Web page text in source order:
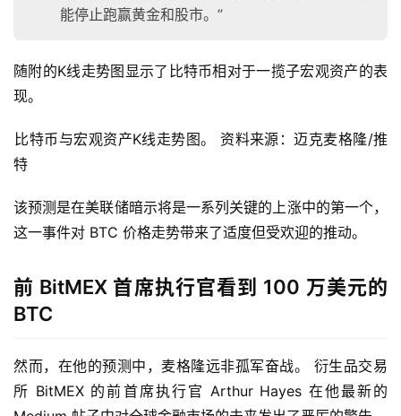
能停止跑赢黄金和股市。”
随附的K线走势图显示了比特币相对于一揽子宏观资产的表
现。
比特币与宏观资产K线走势图。 资料来源：迈克麦格隆/推
特
该预测是在美联储暗示将是一系列关键的上涨中的第一个，
这一事件对 BTC 价格走势带来了适度但受欢迎的推动。
前 BitMEX 首席执行官看到 100 万美元的
BTC
然而，在他的预测中，麦格隆远非孤军奋战。 衍生品交易
所 BitMEX 的前首席执行官 Arthur Hayes 在他最新的